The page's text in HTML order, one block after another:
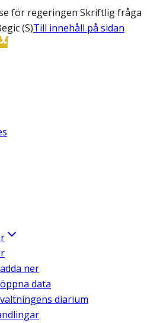
för regeringen Skriftlig fråga
(S)Till innehåll på sidan
ner
data
diarium